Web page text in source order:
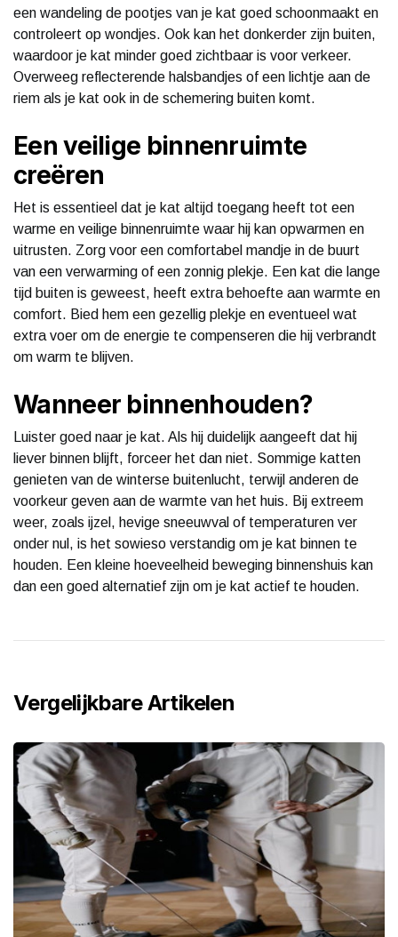
een wandeling de pootjes van je kat goed schoonmaakt en
controleert op wondjes. Ook kan het donkerder zijn buiten,
waardoor je kat minder goed zichtbaar is voor verkeer.
Overweeg reflecterende halsbandjes of een lichtje aan de
riem als je kat ook in de schemering buiten komt.
Een veilige binnenruimte
creëren
Het is essentieel dat je kat altijd toegang heeft tot een
warme en veilige binnenruimte waar hij kan opwarmen en
uitrusten. Zorg voor een comfortabel mandje in de buurt
van een verwarming of een zonnig plekje. Een kat die lange
tijd buiten is geweest, heeft extra behoefte aan warmte en
comfort. Bied hem een gezellig plekje en eventueel wat
extra voer om de energie te compenseren die hij verbrandt
om warm te blijven.
Wanneer binnenhouden?
Luister goed naar je kat. Als hij duidelijk aangeeft dat hij
liever binnen blijft, forceer het dan niet. Sommige katten
genieten van de winterse buitenlucht, terwijl anderen de
voorkeur geven aan de warmte van het huis. Bij extreem
weer, zoals ijzel, hevige sneeuwval of temperaturen ver
onder nul, is het sowieso verstandig om je kat binnen te
houden. Een kleine hoeveelheid beweging binnenshuis kan
dan een goed alternatief zijn om je kat actief te houden.
Vergelijkbare Artikelen